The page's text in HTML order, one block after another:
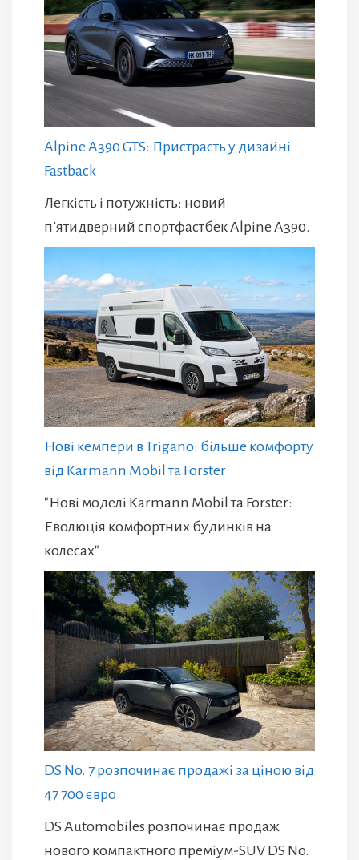
Alpine A390 GTS: Пристрасть у дизайні
Fastback
Легкість і потужність: новий
п’ятидверний спортфастбек Alpine A390.
Нові кемпери в Trigano: більше комфорту
від Karmann Mobil та Forster
"Нові моделі Karmann Mobil та Forster:
Еволюція комфортних будинків на
колесах"
DS No. 7 розпочинає продажі за ціною від
47 700 євро
DS Automobiles розпочинає продаж
нового компактного преміум-SUV DS No.